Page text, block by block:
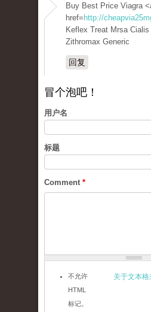
Buy Best Price Viagra
href= http://
Keflex Treat Mrsa
Zithromax Generic
回复
冒个泡吧！
用户名
标题
Comment *
关于文本
不允许
HTML
标记。